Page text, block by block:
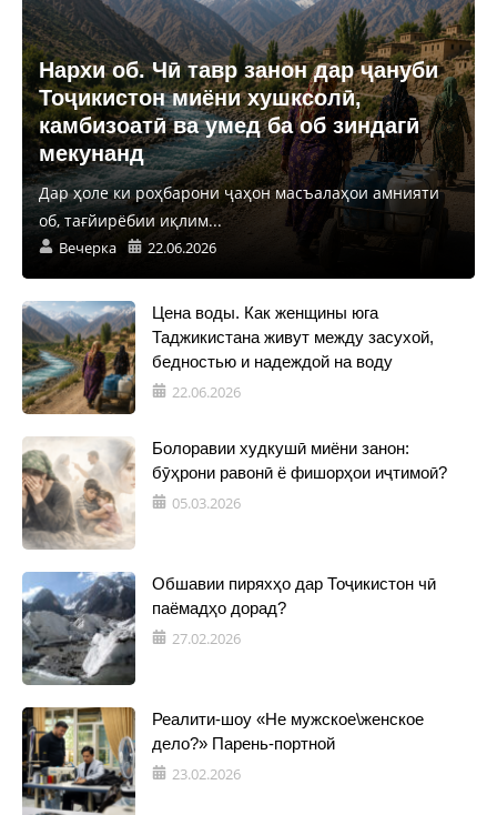
Нархи об. Чӣ тавр занон дар ҷануби
Тоҷикистон миёни хушксолӣ,
камбизоатӣ ва умед ба об зиндагӣ
мекунанд
Дар ҳоле ки роҳбарони ҷаҳон масъалаҳои амнияти
об, тағйирёбии иқлим...
Вечерка 22.06.2026
Цена воды. Как женщины юга
Таджикистана живут между засухой,
бедностью и надеждой на воду
22.06.2026
Болоравии худкушӣ миёни занон:
бӯҳрони равонӣ ё фишорҳои иҷтимоӣ?
05.03.2026
Обшавии пиряхҳо дар Тоҷикистон чӣ
паёмадҳо дорад?
27.02.2026
Реалити-шоу «Не мужское\женское
дело?» Парень-портной
23.02.2026